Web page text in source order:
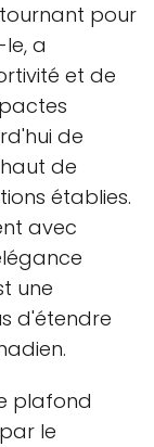
tournant pour
a
et de
de
de
établies.
avec
une
d'étendre
plafond
le